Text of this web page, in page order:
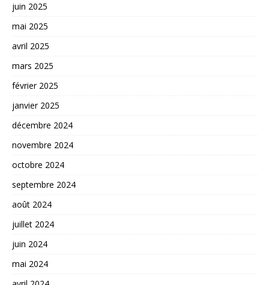
juin 2025
mai 2025
avril 2025
mars 2025
février 2025
janvier 2025
décembre 2024
novembre 2024
octobre 2024
septembre 2024
août 2024
juillet 2024
juin 2024
mai 2024